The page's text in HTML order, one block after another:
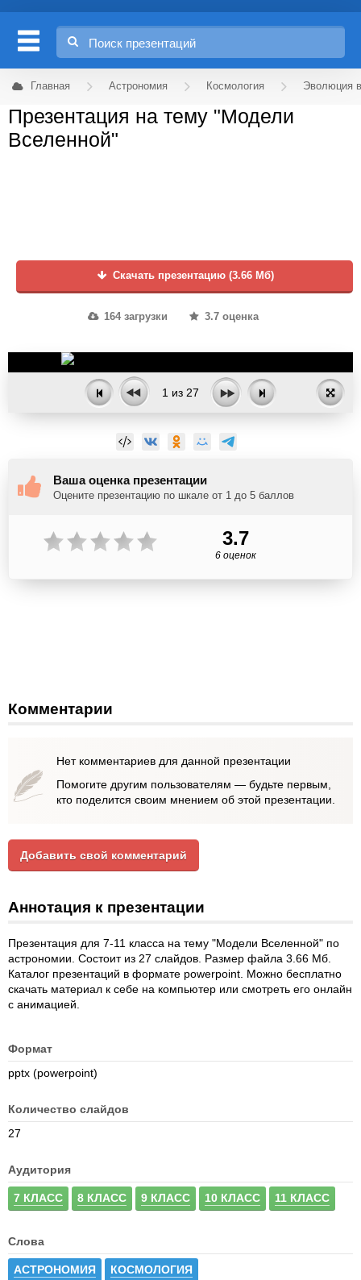
Главная Астрономия Космология Эволюция
Презентация на тему "Модели
Вселенной"
Скачать презентацию (3.66 Мб)
164 загрузки 3.7 оценка
1 из 27
Ваша оценка презентации
Оцените презентацию по шкале от 1 до 5 баллов
3.7
6 оценок
Комментарии
Нет комментариев для данной презентации
Помогите другим пользователям — будьте первым,
кто поделится своим мнением об этой презентации.
Добавить свой комментарий
Аннотация к презентации
Презентация для 7-11 класса на тему "Модели Вселенной" по
астрономии. Состоит из 27 слайдов. Размер файла 3.66 Мб.
Каталог презентаций в формате powerpoint. Можно бесплатно
скачать материал к себе на компьютер или смотреть его онлайн
с анимацией.
Формат
pptx (powerpoint)
Количество слайдов
27
Аудитория
7 КЛАСС 8 КЛАСС 9 КЛАСС 10 КЛАСС 11 КЛАСС
Слова
АСТРОНОМИЯ КОСМОЛОГИЯ